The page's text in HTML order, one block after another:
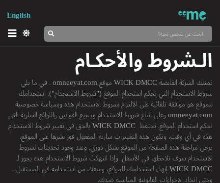
English
الـشروط والأحكـام
تمتلك الشركة القابضة WICK DMCC موقع omneeyat.com . في ما يلي
شروط الاستخدام التي تحكم استخدام الموقع ("شروط الاستخدام"). استخدامك
للموقع هو موافقة تلقائية على الالتزام بشروط الاستخدام هذه وبسياسة خصوصية
omneeyat.com وعلى اتباع شروط الاستخدام وجميع القوانين واللوائح السارية التي
تحكم استخدام الموقع. تحتفظ WICK DMCC بالحق في تغيير شروط الاستخدام
هذه في أي وقت، وتكون هذه التغييرات سارية المفعول فور نشرها على الموقع.
يرجى مراجعة هذه الصفحة من الموقع بشكل دوري. وعند وجود تحديثات لشروط
الاستخدام سوف تلاحظها في الأسفل. وإذا انتهكتَ شروط الاستخدام هذه يجوز لـ
WICK DMCC إنهاء استخدامك للموقع، ومنعك من استخدامه في المستقبل،
وحتى اتخاذ الإجراءات القانونية المناسبة ضدك.